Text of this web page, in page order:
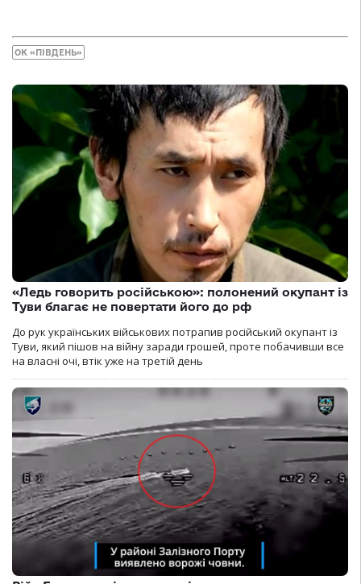
ОК «ПІВДЕНЬ»
«Ледь говорить російською»: полонений окупант із
Туви благає не повертати його до рф
До рук українських військових потрапив російський окупант із
Туви, який пішов на війну заради грошей, проте побачивши все
на власні очі, втік уже на третій день